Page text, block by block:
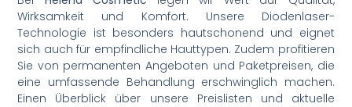
Wirksamkeit und Komfort. Unsere Diodenlaser-
Technologie ist besonders hautschonend und eignet
sich auch für empfindliche Hauttypen. Zudem profitieren
Sie von permanenten Angeboten und Paketpreisen, die
eine umfassende Behandlung erschwinglich machen.
Einen Überblick über unsere Preislisten und aktuelle